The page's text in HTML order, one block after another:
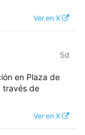
Ver en X
5d
en Plaza de
través de
Ver en X